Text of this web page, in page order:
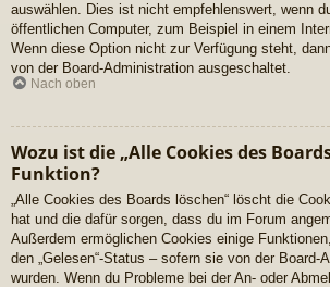
auswählen. Dies ist nicht empfehlenswert, wenn
öffentlichen Computer, zum Beispiel in einem
Wenn diese Option nicht zur Verfügung steht,
von der Board-Administration ausgeschaltet.
Nach oben
Wozu ist die „Alle Cookies des
Funktion?
„Alle Cookies des Boards löschen“ löscht die
hat und die dafür sorgen, dass du im Forum
Außerdem ermöglichen Cookies einige
den „Gelesen“-Status – sofern sie von der Board-
wurden. Wenn du Probleme bei der An- oder